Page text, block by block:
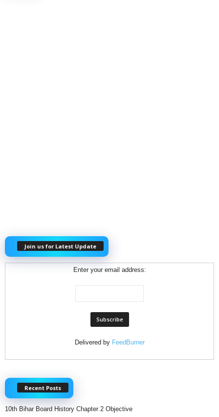
Join us for Latest Update
Enter your email address:
Delivered by FeedBurner
Recent Posts
10th Bihar Board History Chapter 2 Objective